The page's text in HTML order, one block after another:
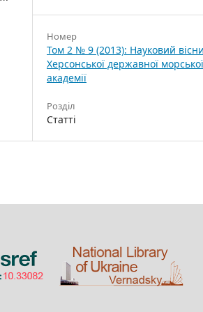
Номер
Том 2 № 9 (2013): Науковий
Херсонської державної морської
академії
Розділ
Статті